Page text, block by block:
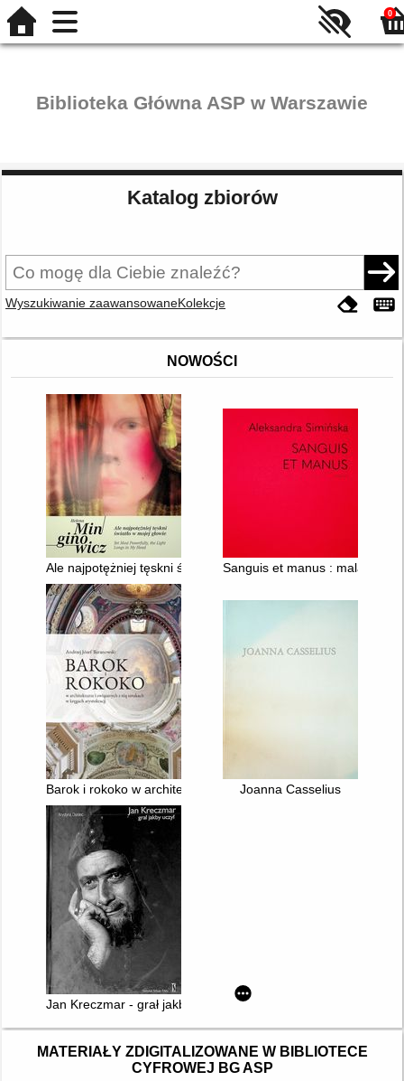
0
Biblioteka Główna ASP w Warszawie
Katalog zbiorów
Wyszukiwanie zaawansowaneKolekcje
NOWOŚCI
Ale najpotężniej tęskni światło w mojej głowie = Yet most
Sanguis et manus : malarstwo
Barok i rokoko w architekturze i związanych z nią sztukach w
Joanna Casselius
Jan Kreczmar - grał jakby uczył
MATERIAŁY ZDIGITALIZOWANE W BIBLIOTECE
CYFROWEJ BG ASP